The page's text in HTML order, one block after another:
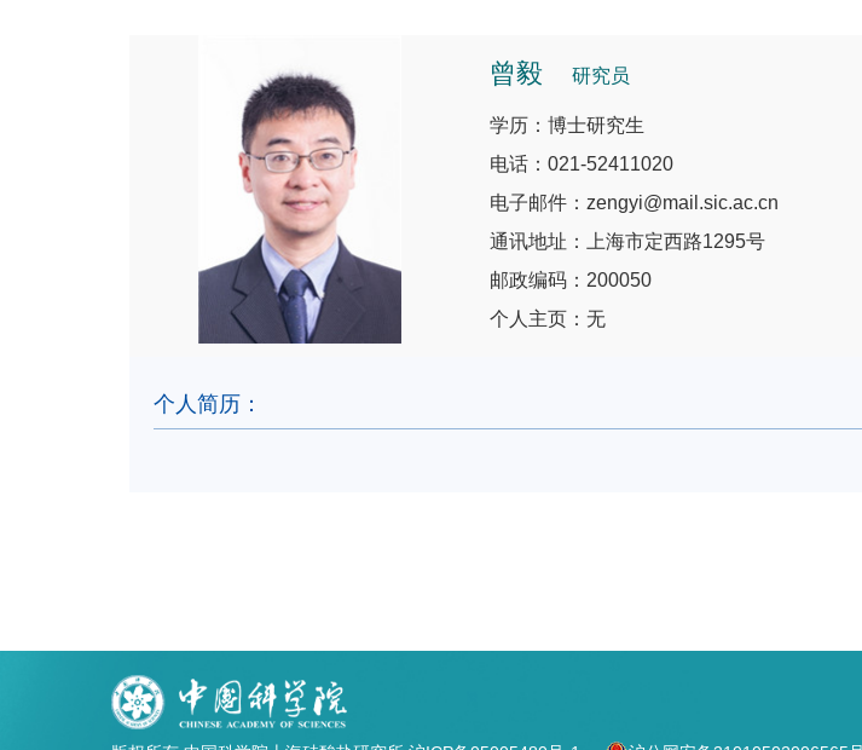
曾毅 研究员
学历：博士研究生
电话：021-52411020
电子邮件：zengyi@mail.sic.ac.cn
通讯地址：上海市定西路1295号
邮政编码：200050
个人主页：无
个人简历：